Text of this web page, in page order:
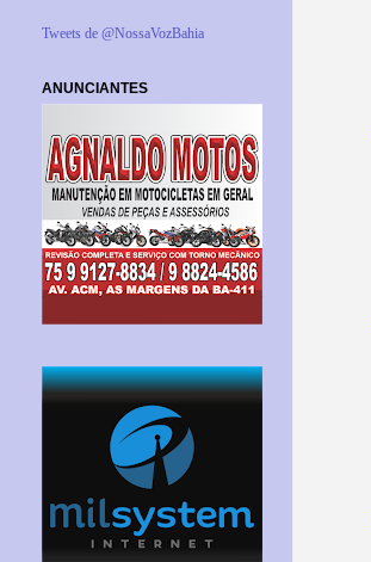
Tweets de @NossaVozBahia
ANUNCIANTES